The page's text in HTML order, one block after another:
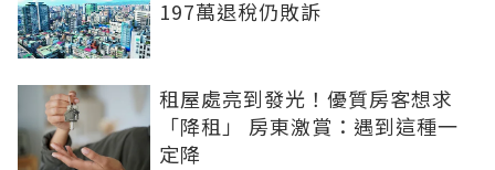
197萬退稅仍敗訴
租屋處亮到發光！優質房客想求
「降租」 房東激賞：遇到這種一
定降